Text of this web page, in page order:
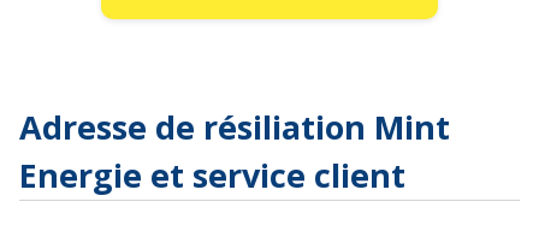
Adresse de résiliation Mint
Energie et service client